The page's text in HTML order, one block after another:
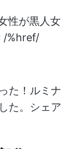
性が黒人女
/%href/
た！ルミナ
た。シェア